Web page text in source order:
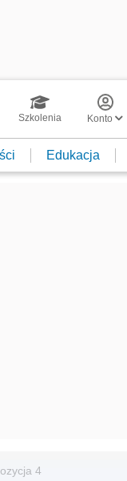
Szkolenia Konto
Edukacja
4